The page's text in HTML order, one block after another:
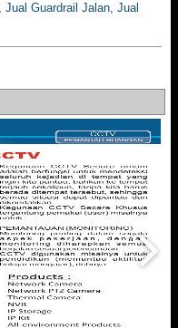
Guardrail Jalan, Jual